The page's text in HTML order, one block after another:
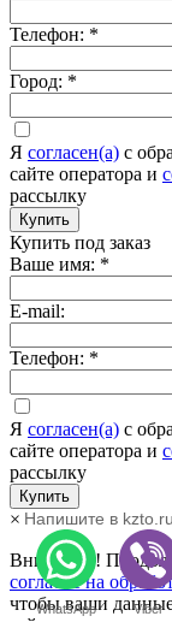
Телефон: *
Город: *
Я согласен(а) c
сайте оператора и
рассылку
Купить
Купить под заказ
Ваше имя: *
E-mail:
Телефон: *
Я согласен(а) c
сайте оператора и
рассылку
Купить
Напишите в kzto.ru
WhatsApp Viber
×
Внимание!
согласие на
чтобы ваши